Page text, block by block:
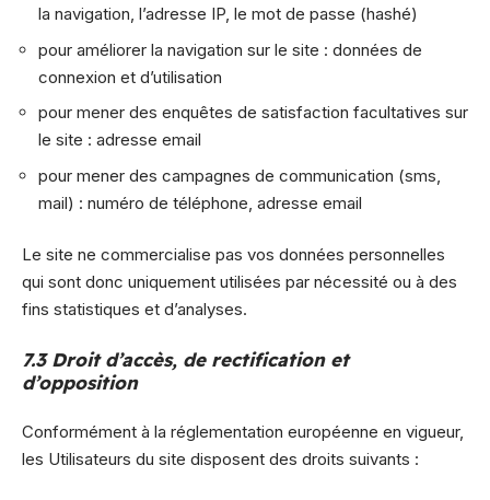
la navigation, l’adresse IP, le mot de passe (hashé)
pour améliorer la navigation sur le site : données de
connexion et d’utilisation
pour mener des enquêtes de satisfaction facultatives sur
le site : adresse email
pour mener des campagnes de communication (sms,
mail) : numéro de téléphone, adresse email
Le site ne commercialise pas vos données personnelles
qui sont donc uniquement utilisées par nécessité ou à des
fins statistiques et d’analyses.
7.3 Droit d’accès, de rectification et
d’opposition
Conformément à la réglementation européenne en vigueur,
les Utilisateurs du site disposent des droits suivants :